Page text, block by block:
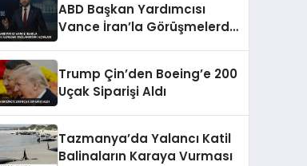
ABD Başkan Yardımcısı
Vance İran’la Görüşmelerde
Trump Çin’den Boeing’e 200
Uçak Siparişi Aldı
Tazmanya’da Yalancı Katil
Balinaların Karaya Vurması